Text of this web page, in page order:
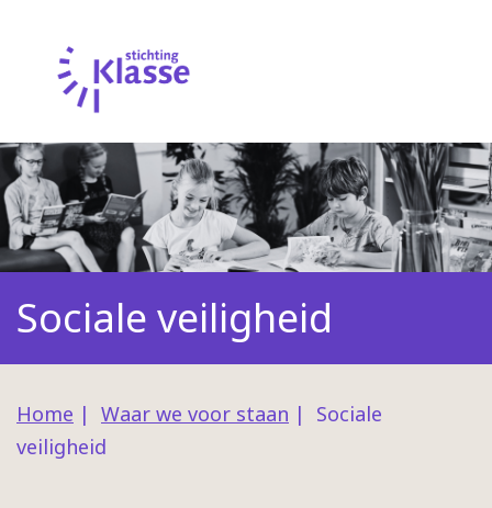
Sociale veiligheid
Home | Waar we voor staan |
Sociale
veiligheid